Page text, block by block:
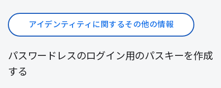
アイデンティティに関するその他の情報
パスワードレスのログイン用のパスキーを作成
する